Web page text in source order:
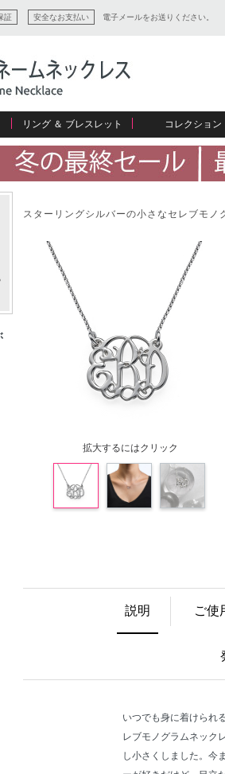
証 安全なお支払い 電子メールをお送りください。
リング ＆ ブレスレット
コレクション
クション
スターリングシルバーの小さなセレブモノ
拡大するにはクリック
説明 ご使
いつでも身に着けられ
レブモノグラムネック
し小さくしました。今